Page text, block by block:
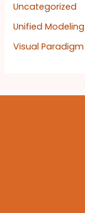
Uncategorized
Unified
Visual Paradigm